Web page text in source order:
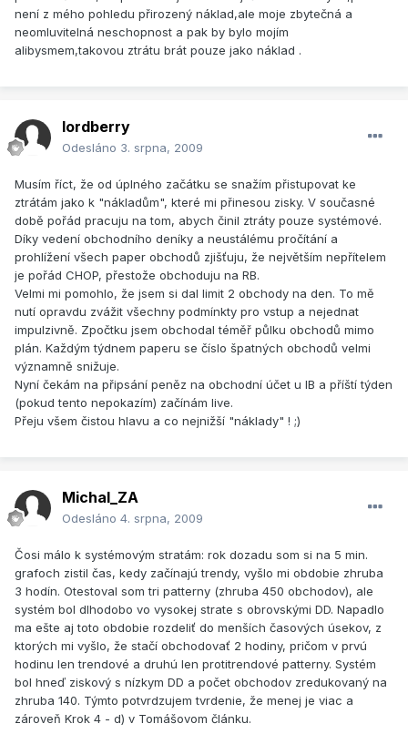
není z mého pohledu přirozený náklad,ale moje zbytečná a
neomluvitelná neschopnost a pak by bylo mojím
alibysmem,takovou ztrátu brát pouze jako náklad .
lordberry
Odesláno 3. srpna, 2009
Musím říct, že od úplného začátku se snažím přistupovat ke
ztrátám jako k "nákladům", které mi přinesou zisky. V současné
době pořád pracuju na tom, abych činil ztráty pouze systémové.
Díky vedení obchodního deníky a neustálému pročítání a
prohlížení všech paper obchodů zjišťuju, že největším nepřítelem
je pořád CHOP, přestože obchoduju na RB.
Velmi mi pomohlo, že jsem si dal limit 2 obchody na den. To mě
nutí opravdu zvážit všechny podmínkty pro vstup a nejednat
impulzivně. Zpočtku jsem obchodal téměř půlku obchodů mimo
plán. Každým týdnem paperu se číslo špatných obchodů velmi
významně snižuje.
Nyní čekám na připsání peněz na obchodní účet u IB a příští týden
(pokud tento nepokazím) začínám live.
Přeju všem čistou hlavu a co nejnižší "náklady" ! ;)
Michal_ZA
Odesláno 4. srpna, 2009
Čosi málo k systémovým stratám: rok dozadu som si na 5 min.
grafoch zistil čas, kedy začínajú trendy, vyšlo mi obdobie zhruba
3 hodín. Otestoval som tri patterny (zhruba 450 obchodov), ale
systém bol dlhodobo vo vysokej strate s obrovskými DD. Napadlo
ma ešte aj toto obdobie rozdeliť do menších časových úsekov, z
ktorých mi vyšlo, že stačí obchodovať 2 hodiny, pričom v prvú
hodinu len trendové a druhú len protitrendové patterny. Systém
bol hneď ziskový s nízkym DD a počet obchodov zredukovaný na
zhruba 140. Týmto potvrdzujem tvrdenie, že menej je viac a
zároveň Krok 4 - d) v Tomášovom článku.